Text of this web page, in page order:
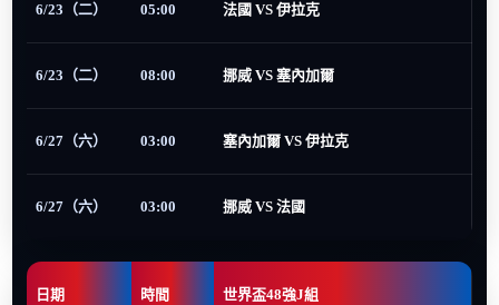
6/23（二） 05:00 法國 VS 伊拉克
6/23（二） 08:00 挪威 VS 塞內加爾
6/27（六） 03:00 塞內加爾 VS 伊拉克
6/27（六） 03:00 挪威 VS 法國
日期 時間 世界盃48強J組